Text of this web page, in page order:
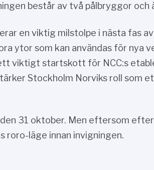
består av två pålbryggor och
en viktig milstolpe i nästa fas
ytor som kan användas för nya
viktigt startskott för NCC:s
Stockholm Norviks roll som
31 oktober. Men eftersom
roro-läge innan invigningen.